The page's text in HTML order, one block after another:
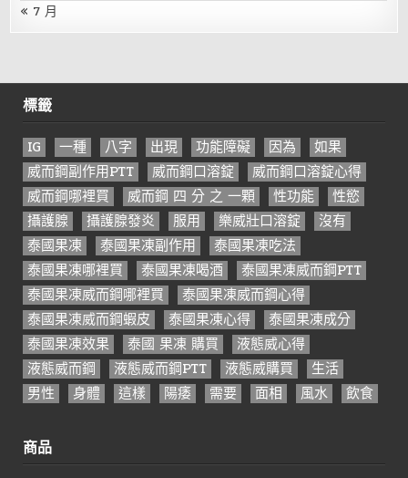
« 7 月
標籤
IG 一種 八字 出現 功能障礙 因為
如果
威而鋼副作用PTT
威而鋼口溶錠
威而鋼口溶錠心得
威而鋼哪裡買
威而鋼 四 分 之 一顆 性功能
性慾
攝護腺
攝護腺發炎 服用 樂威壯口溶錠
沒有
泰國果凍
泰國果凍副作用
泰國果凍吃法
泰國果凍哪裡買
泰國果凍喝酒
泰國果凍威而鋼PTT
泰國果凍威而鋼哪裡買
泰國果凍威而鋼心得
泰國果凍威而鋼蝦皮
泰國果凍心得
泰國果凍成分
泰國果凍效果
泰國 果凍 購買
液態威心得
液態威而鋼
液態威而鋼PTT 液態威購買
生活
男性
身體 這樣 陽痿 需要 面相 風水 飲食
商品